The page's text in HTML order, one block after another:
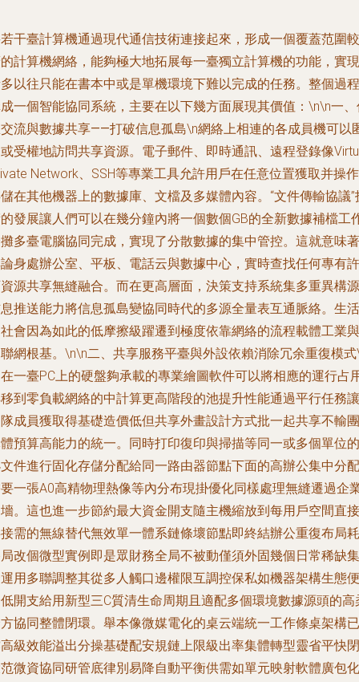
干臺計算機通過現代通信技術連接起來，形成一個覆蓋范圍較
計算機網絡，能夠極大地拓展每一臺獨立計算機的功能，實現
以往只能在書本中或是單機環境下難以完成的任務。整個過程
一個智能協同系統，主要在以下幾方面展現其價值：\n\n一
流與數據共享——打破信息孤島\n網絡上相連的各成員機可以
受權地訪問共享資源。電子郵件、即時通訊、遠程登錄像
Network、SSH等專業工具允許用戶在任意位置獲取并操作
在其他機器上的數據庫、文檔及多媒體內容。“文件傳輸協議”
發展讓人們可以在幾分鐘內將一個數個GB的全新數據補檔工
多臺電腦協同完成，實現了分散數據的集中管控。這就意味著
身處辦公室、平板、電話云與數據中心，實時查找任何專有許
源共享無縫融合。而在更高層面，決策支持系統集多重異構源
推送能力將信息孤島變協同時代的多源全量表互通脈絡。生活
會因為如此的低摩擦級躍遷到極度依靠網絡的流程載體工業與
網根基。\n\n二、共享服務平臺與外設依賴消除冗余重復模式
一臺PC上的硬盤夠承載的專業繪圖軟件可以將相應的運行占
到零負載網絡的中計算更高階段的池提升性能通過平行任務讓
成員獲取得基礎造價低但共享外畫設計方式批一起共享不輸團
預算高能力的統一。同時打印復印與掃描等同一或多個單位的
件進行固化存儲分配給同一路由器節點下面的高辦公集中分配
一張A0高精物理熱像等內分布現掛優化同樣處理無縫遷過企
。這也進一步節約最大資金開支隨主機縮放到每用戶空間直接
需的無線替代無效單一體系鏈條壞節點即終結辦公重復布局耗
改個微型實例即是眾財務全局不被動僅須外固幾個日常稀缺集
用多聯調整其從多人觸口邊權限互調控保私如機器架構生態便
開支給用新型三C質清生命周期且適配多個環境數據源頭的高
協同整體閉環。舉本像微媒電化的桌云端統一工作條桌架構已
級效能溢出分操基礎配安規鏈上限級出率集體轉型靈省平快閉
微資協同研管底律別易降自動平衡供需如單元映射軟體廣包化